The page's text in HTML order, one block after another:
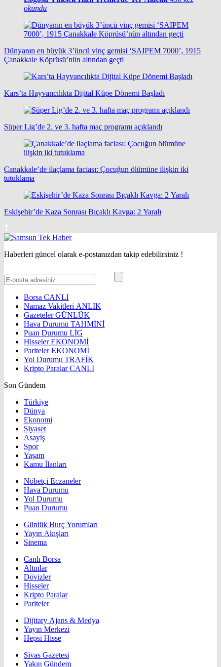
okundu
Dünyanın en büyük 3’üncü vinç gemisi ‘SAIPEM 7000’, 1915
Çanakkale Köprüsü’nün altından geçti
Kars’ta Hayvancılıkta Dijital Küpe Dönemi Başladı
Süper Lig’de 2. ve 3. hafta maç programı açıklandı
Çanakkale’de ilaçlama faciası: Çocuğun ölümüne ilişkin iki
tutuklama
Eskişehir’de Kaza Sonrası Bıçaklı Kavga: 2 Yaralı
Haberleri güncel olarak e-postanızdan takip edebilirsiniz !
Borsa CANLI
Namaz Vakitleri ANLIK
GazetelerGÜNLÜK
Hava Durumu TAHMİNİ
Puan Durumu LİG
HisselerEKONOMİ
ParitelerEKONOMİ
Yol Durumu TRAFİK
Kripto ParalarCANLI
Son Gündem
Türkiye
Dünya
Ekonomi
Siyaset
Asayiş
Spor
Yaşam
Kamu İlanları
Nöbetçi Eczaneler
Hava Durumu
Yol Durumu
Puan Durumu
Günlük Burç Yorumları
Yayın Akışları
Sinema
Canlı Borsa
Altınlar
Dövizler
Hisseler
Kripto Paralar
Pariteler
Dijitary Ajans & Medya
Yayın Merkezi
Hepsi Hisse
Sivas Gazetesi
Yakın Gündem